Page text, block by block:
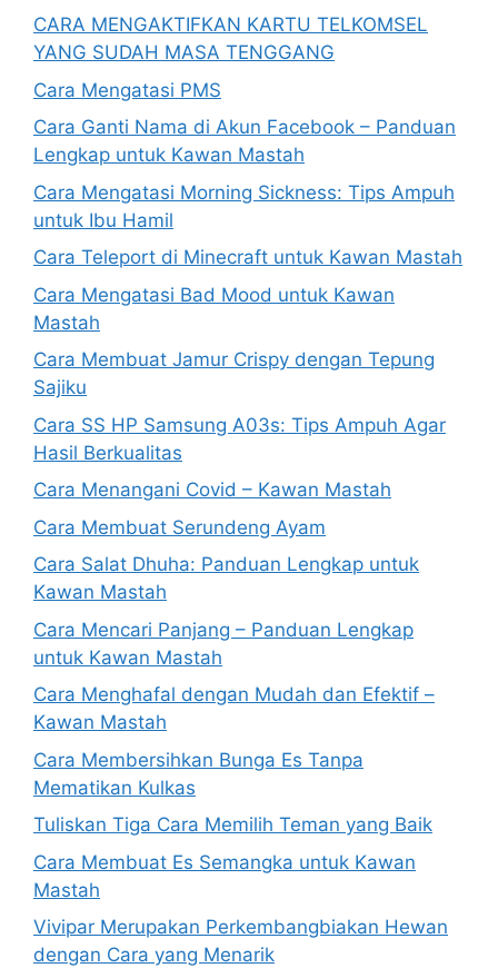
CARA MENGAKTIFKAN KARTU TELKOMSEL
YANG SUDAH MASA TENGGANG
Cara Mengatasi PMS
Cara Ganti Nama di Akun Facebook – Panduan
Lengkap untuk Kawan Mastah
Cara Mengatasi Morning Sickness: Tips Ampuh
untuk Ibu Hamil
Cara Teleport di Minecraft untuk Kawan Mastah
Cara Mengatasi Bad Mood untuk Kawan
Mastah
Cara Membuat Jamur Crispy dengan Tepung
Sajiku
Cara SS HP Samsung A03s: Tips Ampuh Agar
Hasil Berkualitas
Cara Menangani Covid – Kawan Mastah
Cara Membuat Serundeng Ayam
Cara Salat Dhuha: Panduan Lengkap untuk
Kawan Mastah
Cara Mencari Panjang – Panduan Lengkap
untuk Kawan Mastah
Cara Menghafal dengan Mudah dan Efektif –
Kawan Mastah
Cara Membersihkan Bunga Es Tanpa
Mematikan Kulkas
Tuliskan Tiga Cara Memilih Teman yang Baik
Cara Membuat Es Semangka untuk Kawan
Mastah
Vivipar Merupakan Perkembangbiakan Hewan
dengan Cara yang Menarik